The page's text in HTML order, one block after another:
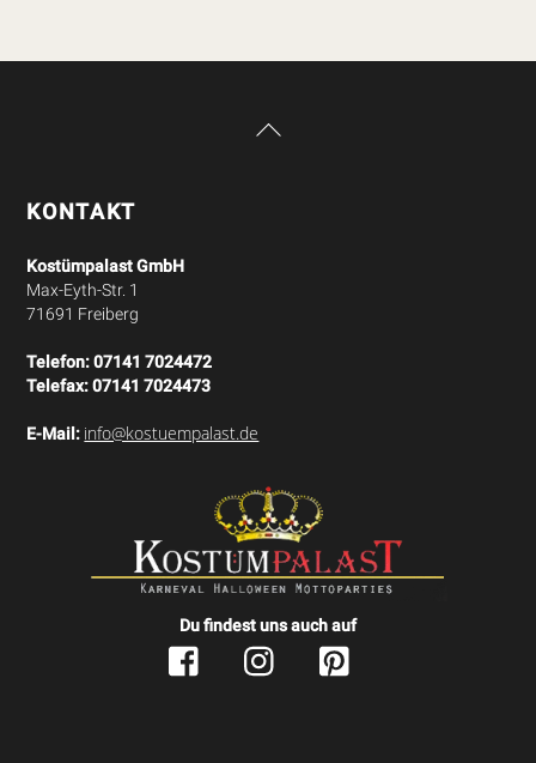
Back
KONTAKT
Kostümpalast GmbH
Max-Eyth-Str. 1
71691 Freiberg
Telefon:07141 7024472
Telefax:07141 7024473
E-Mail: info@kostuempalast.de
Du findest uns auch auf